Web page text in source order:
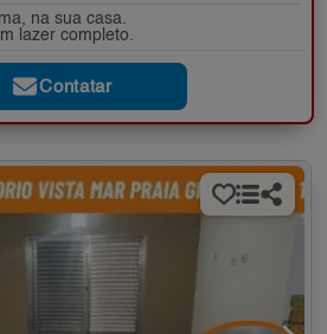
na sua casa.
lazer completo.
Contatar